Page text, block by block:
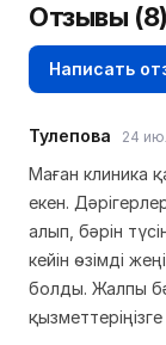
Отзывы (8)
Написать
Тулепова 24
Маған клиника
екен.
алып, бәрін
кейін өзімді
болды. Жалпы